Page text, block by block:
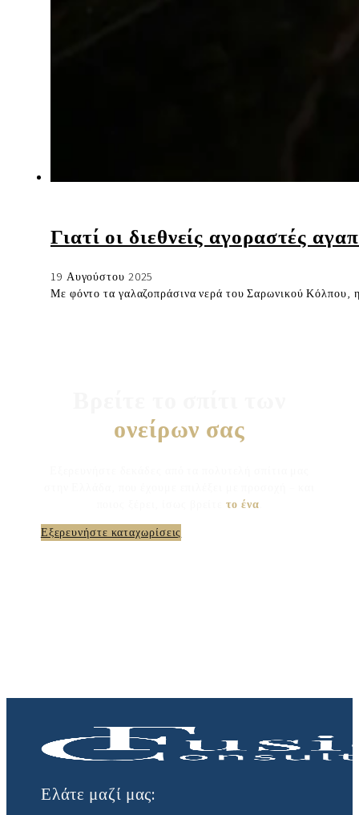
Γιατί οι διεθνείς αγοραστές
19 Αυγούστου 2025
Με φόντο τα γαλαζοπράσινα νερά του Σαρωνικού Κόλπου,
ονείρων σας
ποιος ξέρει, ίσως βρείτετο ένα
Εξερευνήστε καταχωρίσεις
Ελάτε μαζί μας: